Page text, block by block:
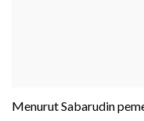
Menurut Sabarudin